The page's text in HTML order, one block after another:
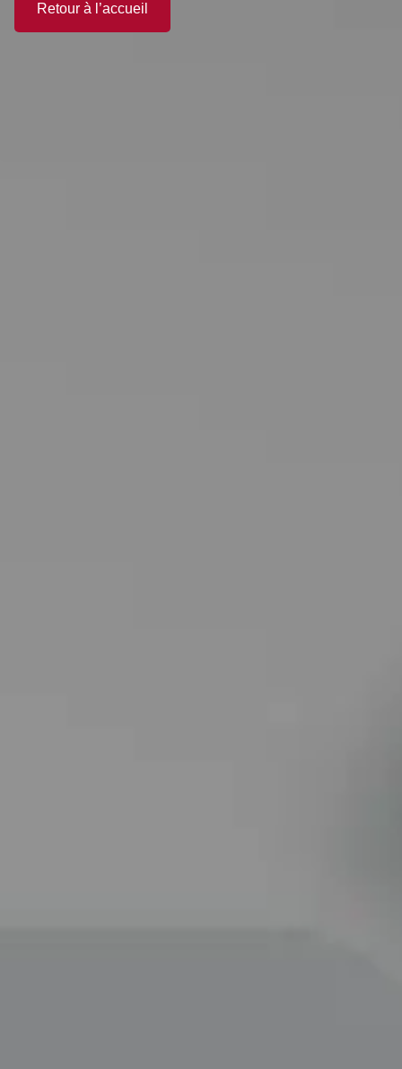
Retour à l’accueil